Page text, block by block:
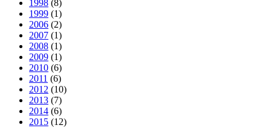
1998 (8)
1999 (1)
2006 (2)
2007 (1)
2008 (1)
2009 (1)
2010 (6)
2011 (6)
2012 (10)
2013 (7)
2014 (6)
2015 (12)